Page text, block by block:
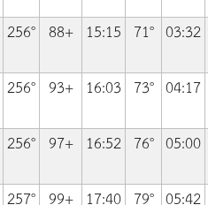
256° 88+ 15:15 71° 03:32
256° 93+ 16:03 73° 04:17
256° 97+ 16:52 76° 05:00